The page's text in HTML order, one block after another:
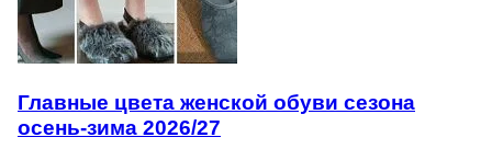
Главные цвета женской обуви сезона
осень-зима 2026/27